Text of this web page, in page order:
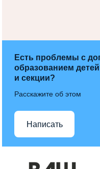
Есть проблемы с
образованием
и секции?
Расскажите об этом
Написать